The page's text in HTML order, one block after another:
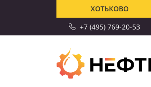
ХОТЬКОВО
+7 (495) 769-20-53